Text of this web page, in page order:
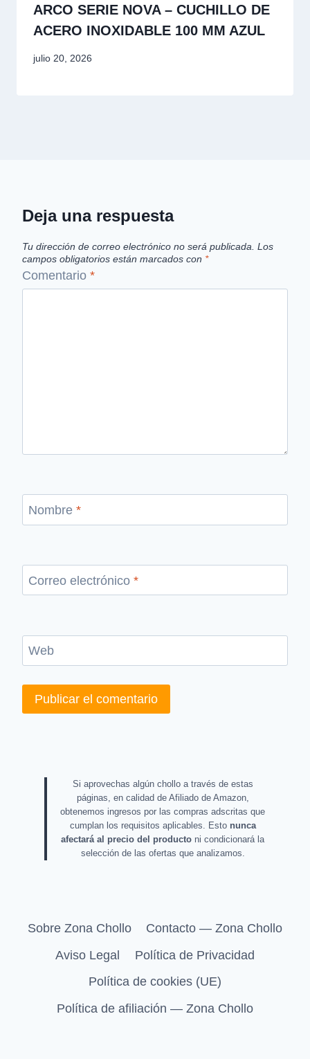
ARCO SERIE NOVA – CUCHILLO DE
ACERO INOXIDABLE 100 MM AZUL
julio 20, 2026
Deja una respuesta
Tu dirección de correo electrónico no será publicada. Los
campos obligatorios están marcados con *
Comentario *
Nombre *
Correo electrónico *
Web
Si aprovechas algún chollo a través de estas
páginas, en calidad de Afiliado de Amazon,
obtenemos ingresos por las compras adscritas que
cumplan los requisitos aplicables. Esto nunca
afectará al precio del producto ni condicionará la
selección de las ofertas que analizamos.
Sobre Zona Chollo
Contacto — Zona Chollo
Aviso Legal
Política de Privacidad
Política de cookies (UE)
Política de afiliación — Zona Chollo